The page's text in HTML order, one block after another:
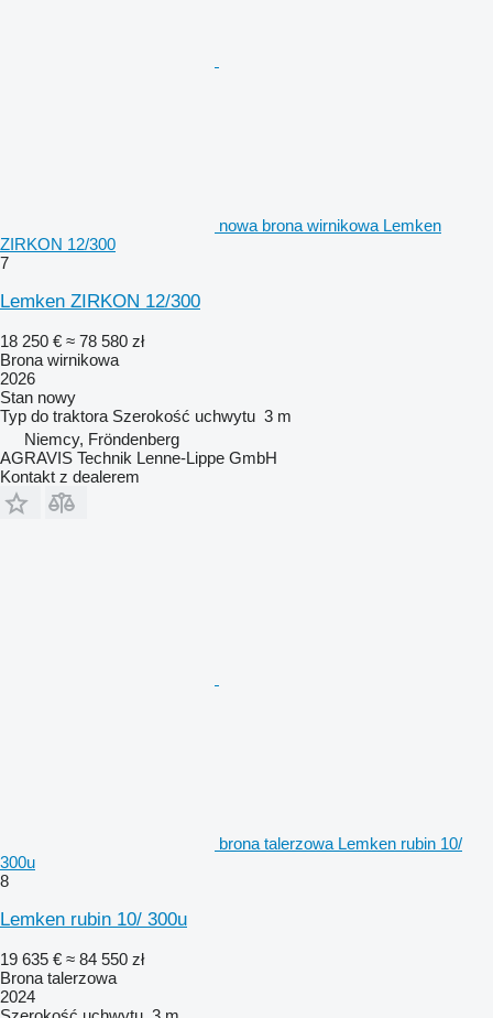
nowa brona wirnikowa Lemken
ZIRKON 12/300
7
Lemken ZIRKON 12/300
18 250 € ≈ 78 580 zł
Brona wirnikowa
2026
Stan nowy
Typ do traktora Szerokość uchwytu 3 m
Niemcy, Fröndenberg
AGRAVIS Technik Lenne-Lippe GmbH
Kontakt z dealerem
brona talerzowa Lemken rubin 10/
300u
8
Lemken rubin 10/ 300u
19 635 € ≈ 84 550 zł
Brona talerzowa
2024